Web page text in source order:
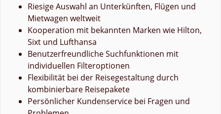
Riesige Auswahl an Unterkünften, Flügen und
Mietwagen weltweit
Kooperation mit bekannten Marken wie Hilton,
Sixt und Lufthansa
Benutzerfreundliche Suchfunktionen mit
individuellen Filteroptionen
Flexibilität bei der Reisegestaltung durch
kombinierbare Reisepakete
Persönlicher Kundenservice bei Fragen und